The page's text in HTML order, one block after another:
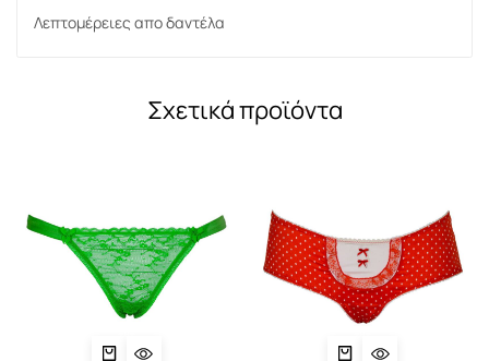
Λεπτομέρειες απο δαντέλα
Σχετικά προϊόντα